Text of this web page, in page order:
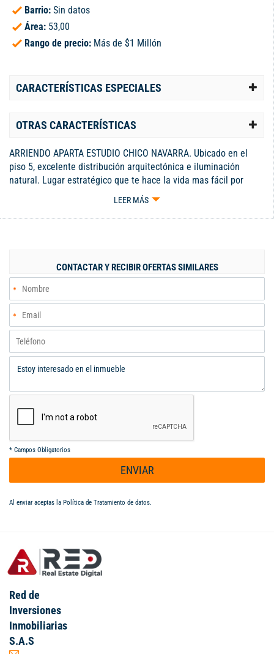
Barrio: Sin datos
Área: 53,00
Rango de precio: Más de $1 Millón
CARACTERÍSTICAS ESPECIALES
OTRAS CARACTERÍSTICAS
ARRIENDO APARTA ESTUDIO CHICO NAVARRA. Ubicado en el
piso 5, excelente distribución arquitectónica e iluminación
natural. Lugar estratégico que te hace la vida mas fácil por
encontrarse cerca a parques, zonas bancarias y comerciales,
con fácil acceso por diferentes vías y facilidad de transporte.
Edificio con 25 unidades, ascensor y vigilancia 24 horas.
LEER MÁS
CONTACTAR Y RECIBIR OFERTAS SIMILARES
* Campos Obligatorios
ENVIAR
Al enviar aceptas la Política de Tratamiento de datos.
Red de
Inversiones
Inmobiliarias
S.A.S